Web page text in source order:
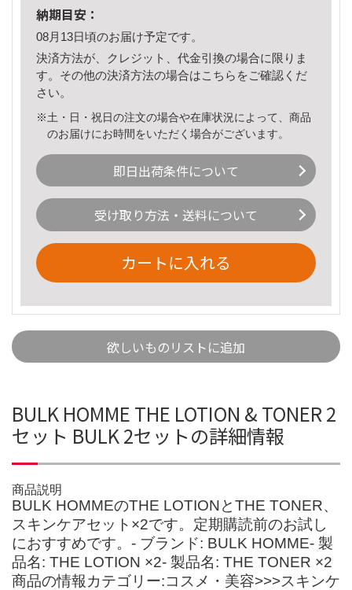
納期目安：
08月13日頃のお届け予定です。
決済方法が、クレジット、代金引換の場合に限りま
す。その他の決済方法の場合はこちら をご確認くだ
さい。
※土・日・祝日の注文の場合や在庫状況によって、商品
のお届けにお時間をいただく場合がございます。
即日出荷条件について
受け取り方法・送料について
カートに入れる
欲しいものリストに追加
BULK HOMME THE LOTION & TONER 2
セット BULK 2セットの詳細情報
商品説明
BULK HOMMEのTHE LOTIONとTHE TONER、
スキンケアセット×2です。定期購読前のお試し
におすすめです。- ブランド: BULK HOMME- 製
品名: THE LOTION ×2- 製品名: THE TONER ×2
商品の情報カテゴリー:コスメ・美容>>>スキンケ